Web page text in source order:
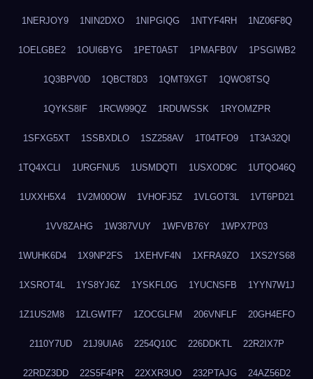
1NERJOY9 1NIN2DXO 1NIPGIQG 1NTYF4RH 1NZ06F8Q
1OELGBE2 1OUI6BYG 1PET0A5T 1PMAFB0V 1PSGIWB2
1Q3BPV0D 1QBCT8D3 1QMT9XGT 1QWO8TSQ
1QYKS8IF 1RCW99QZ 1RDUWSSK 1RYOMZPR
1SFXG5XT 1SSBXDLO 1SZ258AV 1T04TFO9 1T3A32QI
1TQ4XCLI 1URGFNU5 1USMDQTI 1USXOD9C 1UTQO46Q
1UXXH5X4 1V2M00OW 1VHOFJ5Z 1VLGOT3L 1VT6PD21
1VV8ZAHG 1W387VUY 1WFVB76Y 1WPX7P03
1WUHK6D4 1X9NP2FS 1XEHVF4N 1XFRA9ZO 1XS2YS68
1XSROT4L 1YS8YJ6Z 1YSKFL0G 1YUCNSFB 1YYN7W1J
1Z1US2M8 1ZLGWTF7 1ZOCGLFM 206VNFLF 20GH4EFO
2110Y7UD 21J9UIA6 2254Q10C 226DDKTL 22R2IX7P
22RDZ3DD 22S5F4PR 22XXR3UO 232PTAJG 24AZ56D2